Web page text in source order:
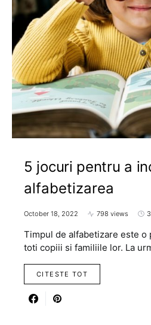
5 jocuri pentru a
alfabetizarea
October 18, 2022 798 views
Timpul de alfabetizare este o
toti copiii si familiile lor. La
CITESTE TOT